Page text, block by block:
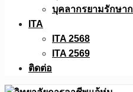
บุคลากรยามรักษา
ITA
ITA 2568
ITA 2569
ติดต่อ